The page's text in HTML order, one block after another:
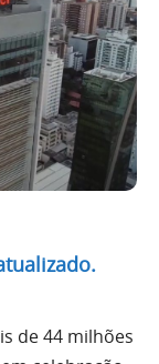
de 44 milhões